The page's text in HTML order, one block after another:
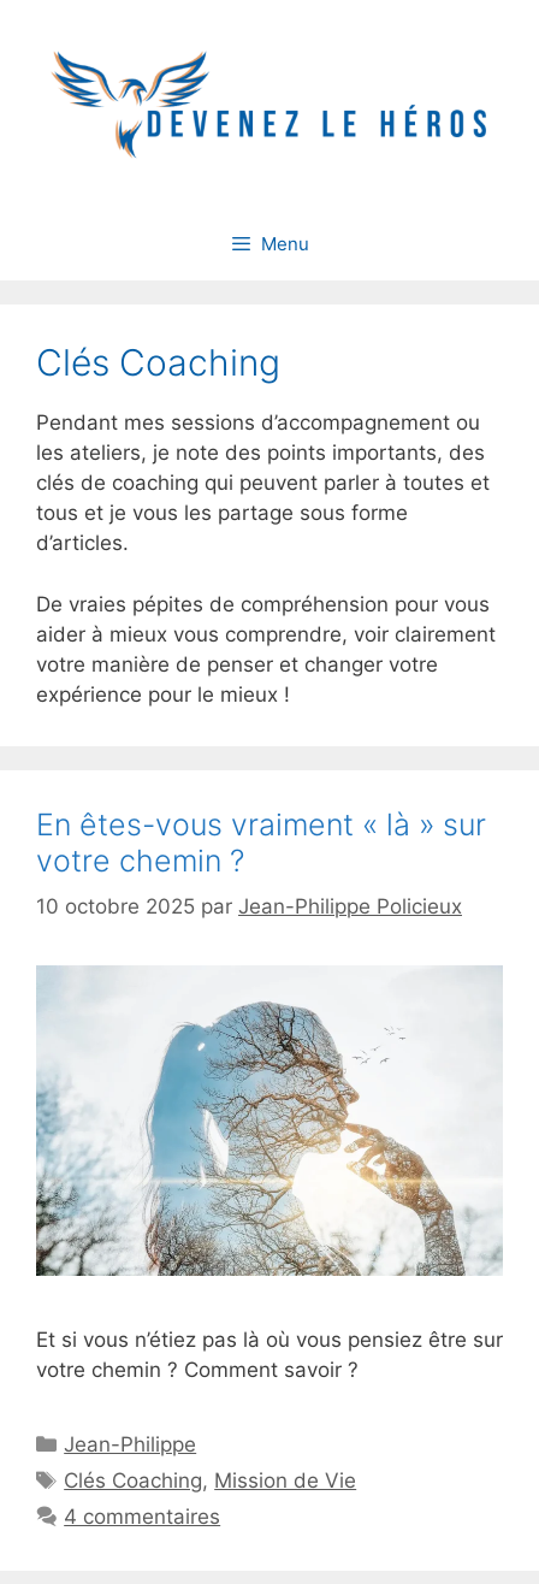
contenu
Menu
Clés Coaching
Pendant mes sessions d’accompagnement ou
les ateliers, je note des points importants, des
clés de coaching qui peuvent parler à toutes et
tous et je vous les partage sous forme
d’articles.
De vraies pépites de compréhension pour vous
aider à mieux vous comprendre, voir clairement
votre manière de penser et changer votre
expérience pour le mieux !
En êtes-vous vraiment « là » sur
votre chemin ?
10 octobre 2025 par Jean-Philippe Policieux
Et si vous n’étiez pas là où vous pensiez être sur
votre chemin ? Comment savoir ?
Catégories
Jean-Philippe
Étiquettes
Clés Coaching, Mission de Vie
4 commentaires